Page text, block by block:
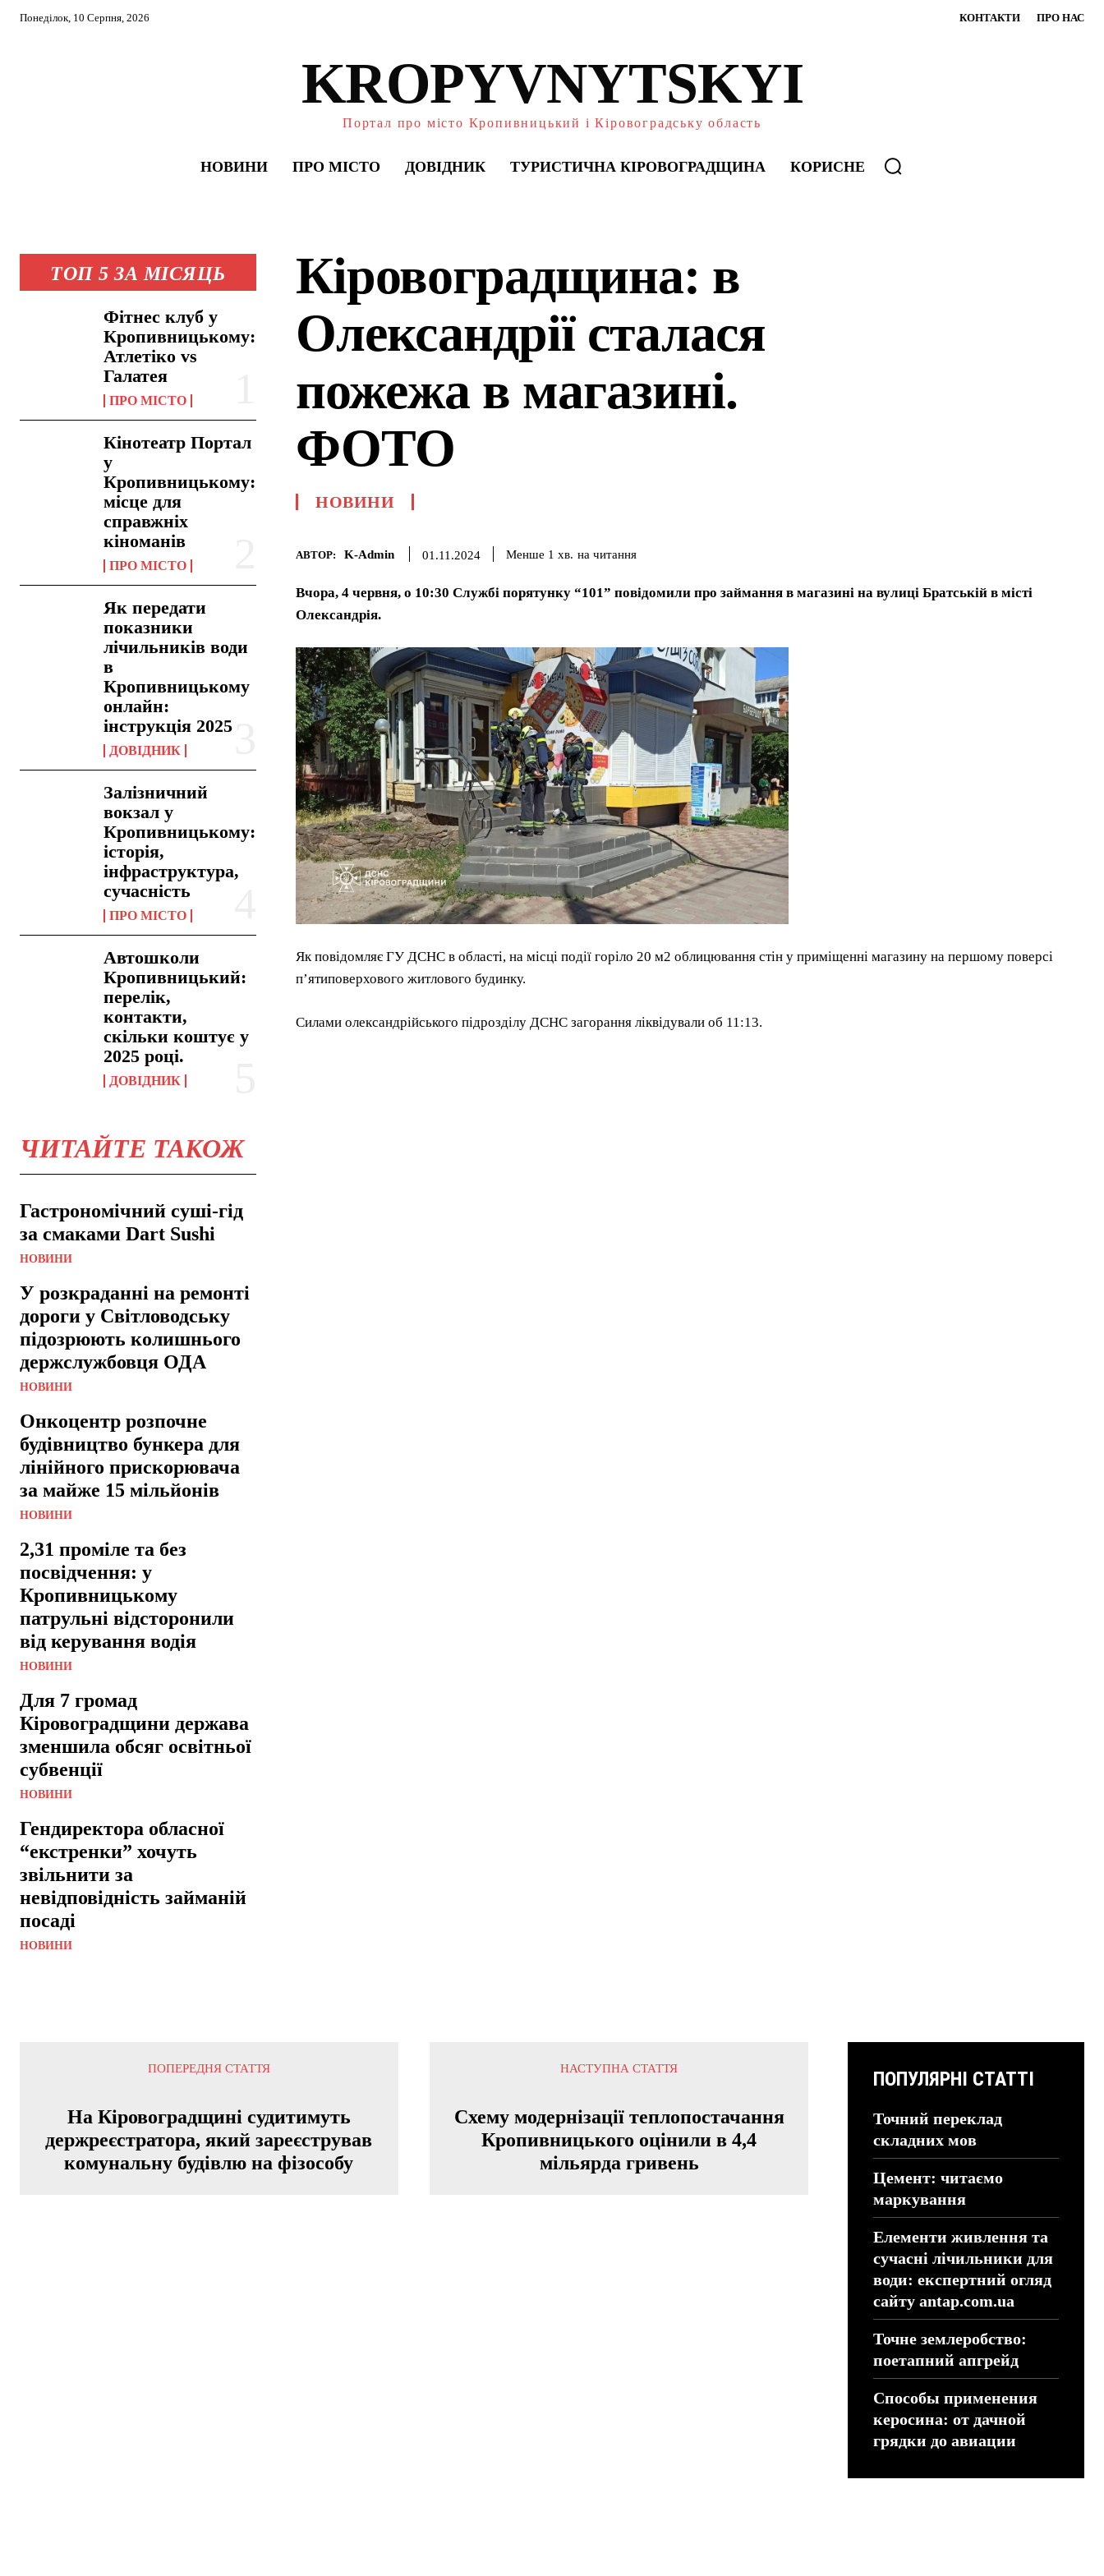
Понеділок, 10 Серпня, 2026 КОНТАКТИ ПРО НАС
KROPYVNYTSKYI
Портал про місто Кропивницький і Кіровоградську область
НОВИНИ ПРО МІСТО ДОВІДНИК ТУРИСТИЧНА КІРОВОГРАДЩИНА КОРИСНЕ
ТОП 5 ЗА МІСЯЦЬ
Фітнес клуб у
Кропивницькому:
Атлетіко vs
Галатея
ПРО МІСТО
Кінотеатр Портал
у
Кропивницькому:
місце для
справжніх
кіноманів
ПРО МІСТО
Як передати
показники
лічильників води
в
Кропивницькому
онлайн:
інструкція 2025
ДОВІДНИК
Залізничний
вокзал у
Кропивницькому:
історія,
інфраструктура,
сучасність
ПРО МІСТО
Автошколи
Кропивницький:
перелік,
контакти,
скільки коштує у
2025 році.
ДОВІДНИК
ЧИТАЙТЕ ТАКОЖ
Гастрономічний суші-гід
за смаками Dart Sushi
НОВИНИ
У розкраданні на ремонті
дороги у Світловодську
підозрюють колишнього
держслужбовця ОДА
НОВИНИ
Онкоцентр розпочне
будівництво бункера для
лінійного прискорювача
за майже 15 мільйонів
НОВИНИ
2,31 проміле та без
посвідчення: у
Кропивницькому
патрульні відсторонили
від керування водія
НОВИНИ
Для 7 громад
Кіровоградщини держава
зменшила обсяг освітньої
субвенції
НОВИНИ
Гендиректора обласної
“екстренки” хочуть
звільнити за
невідповідність займаній
посаді
НОВИНИ
Кіровоградщина: в
Олександрії сталася
пожежа в магазині.
ФОТО
НОВИНИ
АВТОР: K-Admin 01.11.2024 Менше 1 хв. на читання
Вчора, 4 червня, о 10:30 Службі порятунку “101” повідомили про займання в магазині на вулиці Братській в місті
Олександрія.
Як повідомляє ГУ ДСНС в області, на місці події горіло 20 м2 облицювання стін у приміщенні магазину на першому поверсі
п’ятиповерхового житлового будинку.
Силами олександрійського підрозділу ДСНС загорання ліквідували об 11:13.
ПОПЕРЕДНЯ СТАТТЯ
На Кіровоградщині судитимуть
держреєстратора, який зареєстрував
комунальну будівлю на фізособу
НАСТУПНА СТАТТЯ
Схему модернізації теплопостачання
Кропивницького оцінили в 4,4
мільярда гривень
ПОПУЛЯРНІ СТАТТІ
Точний переклад
складних мов
Цемент: читаємо
маркування
Елементи живлення та
сучасні лічильники для
води: експертний огляд
сайту antap.com.ua
Точне землеробство:
поетапний апгрейд
Способы применения
керосина: от дачной
грядки до авиации